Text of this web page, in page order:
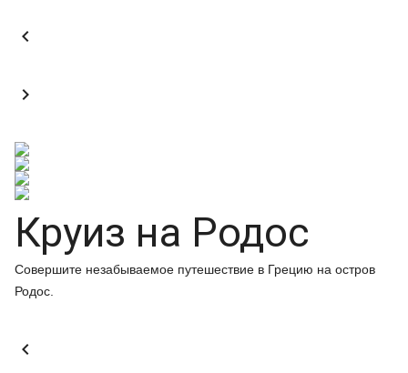


Круиз на Родос
Совершите незабываемое путешествие в Грецию на остров
Родос.
